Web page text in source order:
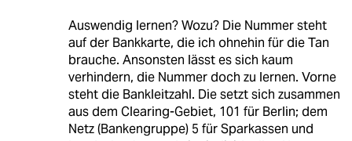
Auswendig lernen? Wozu? Die Nummer steht
auf der Bankkarte, die ich ohnehin für die Tan
brauche. Ansonsten lässt es sich kaum
verhindern, die Nummer doch zu lernen. Vorne
steht die Bankleitzahl. Die setzt sich zusammen
aus dem Clearing-Gebiet, 101 für Berlin; dem
Netz (Bankengruppe) 5 für Sparkassen und